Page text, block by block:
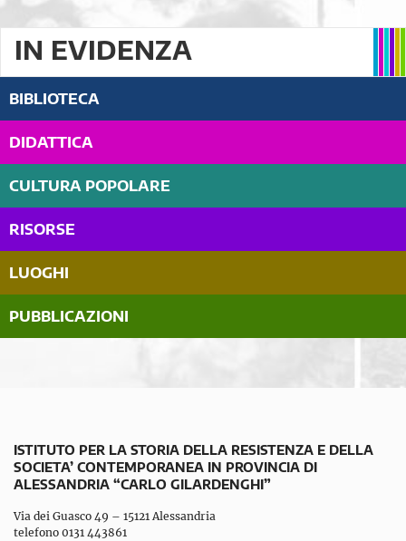
IN EVIDENZA
BIBLIOTECA
DIDATTICA
CULTURA POPOLARE
RISORSE
LUOGHI
PUBBLICAZIONI
ISTITUTO PER LA STORIA DELLA RESISTENZA E DELLA
SOCIETA’ CONTEMPORANEA IN PROVINCIA DI
ALESSANDRIA “CARLO GILARDENGHI”
Via dei Guasco 49 – 15121 Alessandria
telefono 0131 443861